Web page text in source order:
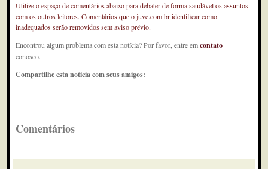
Utilize o espaço de comentários abaixo para debater de forma saudável os assuntos
com os outros leitores. Comentários que o juve.com.br identificar como
inadequados serão removidos sem aviso prévio.
Encontrou algum problema com esta notícia? Por favor, entre emcontato
conosco.
Compartilhe esta notícia com seus amigos:
Comentários